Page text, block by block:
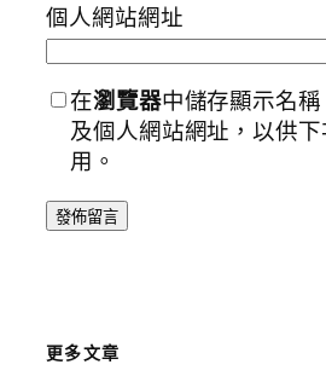
個人網站網址
在瀏覽器中儲存顯示名
及個人網站網址，以供
用。
更多文章